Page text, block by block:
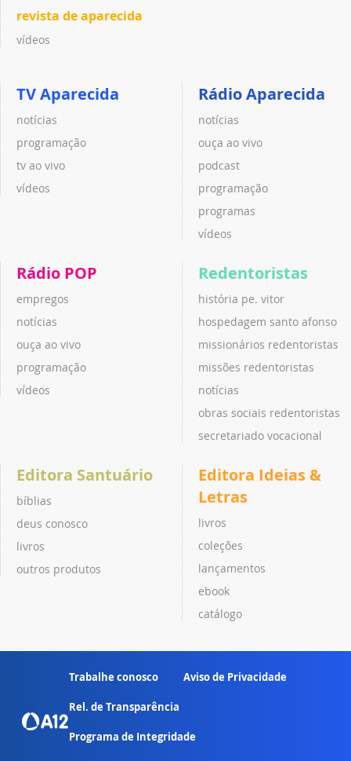
revista de aparecida
vídeos
TV Aparecida
notícias
programação
tv ao vivo
vídeos
Rádio Aparecida
notícias
ouça ao vivo
podcast
programação
programas
vídeos
Rádio POP
empregos
notícias
ouça ao vivo
programação
vídeos
Redentoristas
história pe. vitor
hospedagem santo afonso
missionários redentoristas
missões redentoristas
notícias
obras sociais redentoristas
secretariado vocacional
Editora Santuário
bíblias
deus conosco
livros
outros produtos
Editora Ideias &
Letras
livros
coleções
lançamentos
ebook
catálogo
Trabalhe conosco Aviso de Privacidade
Rel. de Transparência
Programa de Integridade